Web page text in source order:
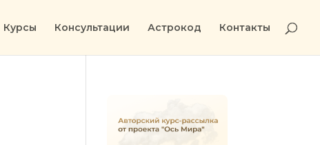
Курсы Консультации Астрокод Контакты